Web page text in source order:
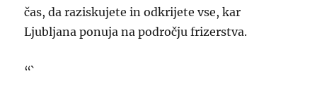
čas, da raziskujete in odkrijete vse, kar
Ljubljana ponuja na področju frizerstva.
“`